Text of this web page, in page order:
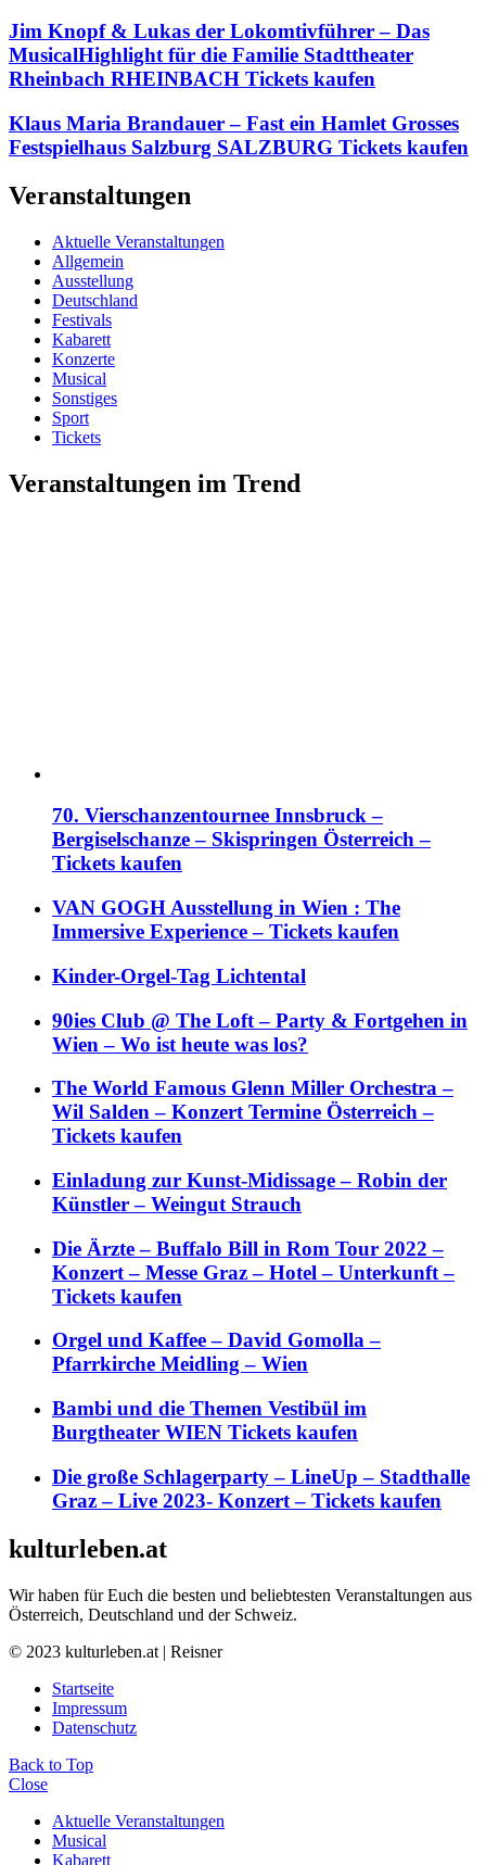
Jim Knopf & Lukas der Lokomtivführer – Das
MusicalHighlight für die Familie Stadttheater
Rheinbach RHEINBACH Tickets kaufen
Klaus Maria Brandauer – Fast ein Hamlet Grosses
Festspielhaus Salzburg SALZBURG Tickets kaufen
Veranstaltungen
Aktuelle Veranstaltungen
Allgemein
Ausstellung
Deutschland
Festivals
Kabarett
Konzerte
Musical
Sonstiges
Sport
Tickets
Veranstaltungen im Trend
70. Vierschanzentournee Innsbruck –
Bergiselschanze – Skispringen Österreich –
Tickets kaufen
VAN GOGH Ausstellung in Wien : The
Immersive Experience – Tickets kaufen
Kinder-Orgel-Tag Lichtental
90ies Club @ The Loft – Party & Fortgehen in
Wien – Wo ist heute was los?
The World Famous Glenn Miller Orchestra –
Wil Salden – Konzert Termine Österreich –
Tickets kaufen
Einladung zur Kunst-Midissage – Robin der
Künstler – Weingut Strauch
Die Ärzte – Buffalo Bill in Rom Tour 2022 –
Konzert – Messe Graz – Hotel – Unterkunft –
Tickets kaufen
Orgel und Kaffee – David Gomolla –
Pfarrkirche Meidling – Wien
Bambi und die Themen Vestibül im
Burgtheater WIEN Tickets kaufen
Die große Schlagerparty – LineUp – Stadthalle
Graz – Live 2023- Konzert – Tickets kaufen
kulturleben.at
Wir haben für Euch die besten und beliebtesten Veranstaltungen aus
Österreich, Deutschland und der Schweiz.
© 2023 kulturleben.at | Reisner
Startseite
Impressum
Datenschutz
Back to Top
Close
Aktuelle Veranstaltungen
Musical
Kabarett